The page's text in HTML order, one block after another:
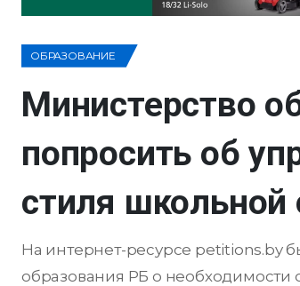
ОБРАЗОВАНИЕ
Министерство
попросить об
стиля
На интернет-ресурсе petitions.by
образования РБ о